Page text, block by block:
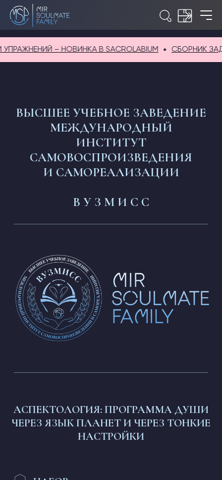
– НОВИНКА В SACROLABIUM СБОРНИК ЗАДАЧ
САМОВОСПРОИЗВЕДЕНИЯ
И САМОРЕАЛИЗАЦИИ
В У З М И С С
АСПЕКТОЛОГИЯ: ПРОГРАММА ДУШИ
ЧЕРЕЗ ЯЗЫК ПЛАНЕТ И ЧЕРЕЗ ТОНКИЕ
НАСТРОЙКИ
7 августа 2026
ДЛИТЕЛЬНОСТЬ
СТАРТ
для продолжающих